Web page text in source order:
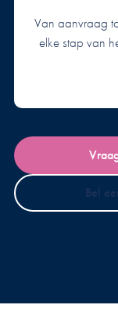
Van aanvraag
elke stap van
Bel